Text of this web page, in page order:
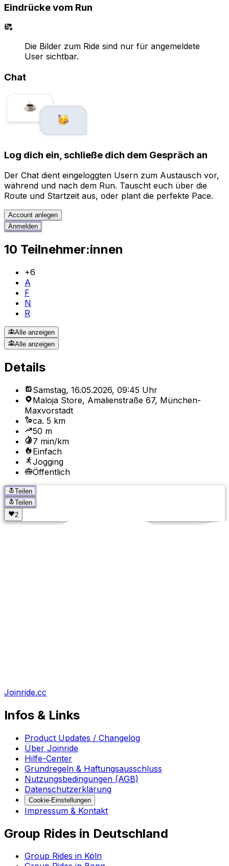
Eindrücke vom Run
Die Bilder zum Ride sind nur für angemeldete
User sichtbar.
Chat
Log dich ein, schließe dich dem Gespräch an
Der Chat dient eingeloggten Usern zum Austausch vor,
während und nach dem Run. Tauscht euch über die
Route und Startzeit aus, oder plant die perfekte Pace.
Account anlegen
Anmelden
10 Teilnehmer:innen
+6
A
F
N
R
Alle anzeigen
Alle anzeigen
Details
Samstag, 16.05.2026, 09:45 Uhr
Maloja Store, Amalienstraße 67, München-
Maxvorstadt
ca. 5 km
50 m
7 min/km
Einfach
Jogging
Öffentlich
Teilen
Teilen
Joinride.cc
Infos & Links
Product Updates / Changelog
Über Joinride
Hilfe-Center
Grundregeln & Haftungsausschluss
Nutzungsbedingungen (AGB)
Datenschutzerklärung
Cookie-Einstellungen
Impressum & Kontakt
Group Rides in Deutschland
Group Rides in Köln